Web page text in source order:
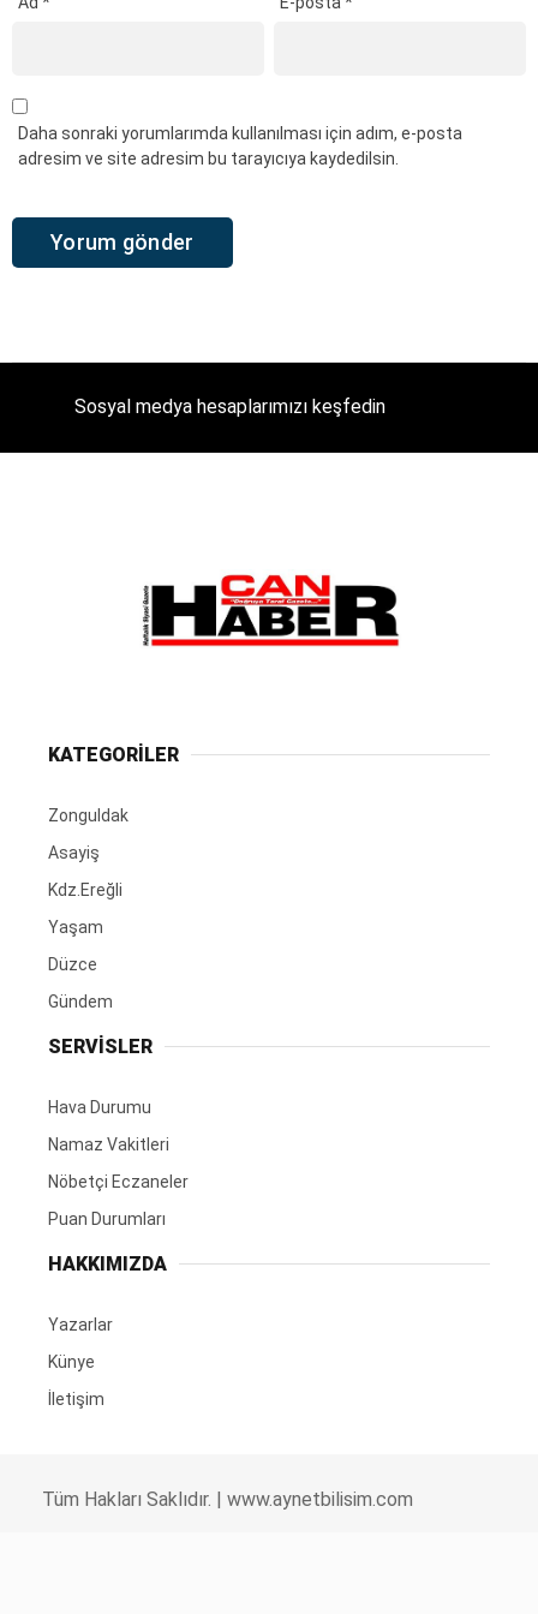
Daha sonraki yorumlarımda kullanılması için adım, e-posta
adresim ve site adresim bu tarayıcıya kaydedilsin.
Sosyal medya hesaplarımızı keşfedin
KATEGORİLER
Zonguldak
Asayiş
Kdz.Ereğli
Yaşam
Düzce
Gündem
SERVİSLER
Hava Durumu
Namaz Vakitleri
Nöbetçi Eczaneler
Puan Durumları
HAKKIMIZDA
Yazarlar
Künye
İletişim
Tüm Hakları Saklıdır. | www.aynetbilisim.com